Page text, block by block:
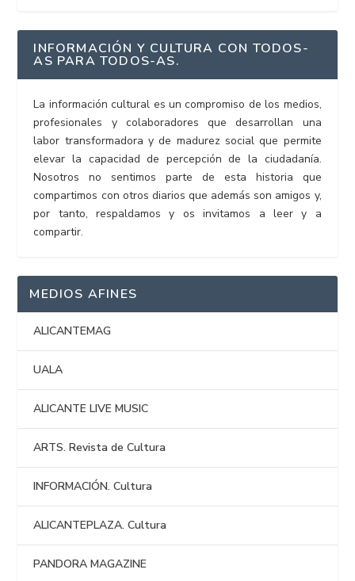
INFORMACIÓN Y CULTURA CON TODOS-
AS PARA TODOS-AS.
La información cultural es un compromiso de los medios,
profesionales y colaboradores que desarrollan una
labor transformadora y de madurez social que permite
elevar la capacidad de percepción de la ciudadanía.
Nosotros no sentimos parte de esta historia que
compartimos con otros diarios que además son amigos y,
por tanto, respaldamos y os invitamos a leer y a
compartir.
MEDIOS AFINES
ALICANTEMAG
UALA
ALICANTE LIVE MUSIC
ARTS. Revista de Cultura
INFORMACIÓN. Cultura
ALICANTEPLAZA. Cultura
PANDORA MAGAZINE